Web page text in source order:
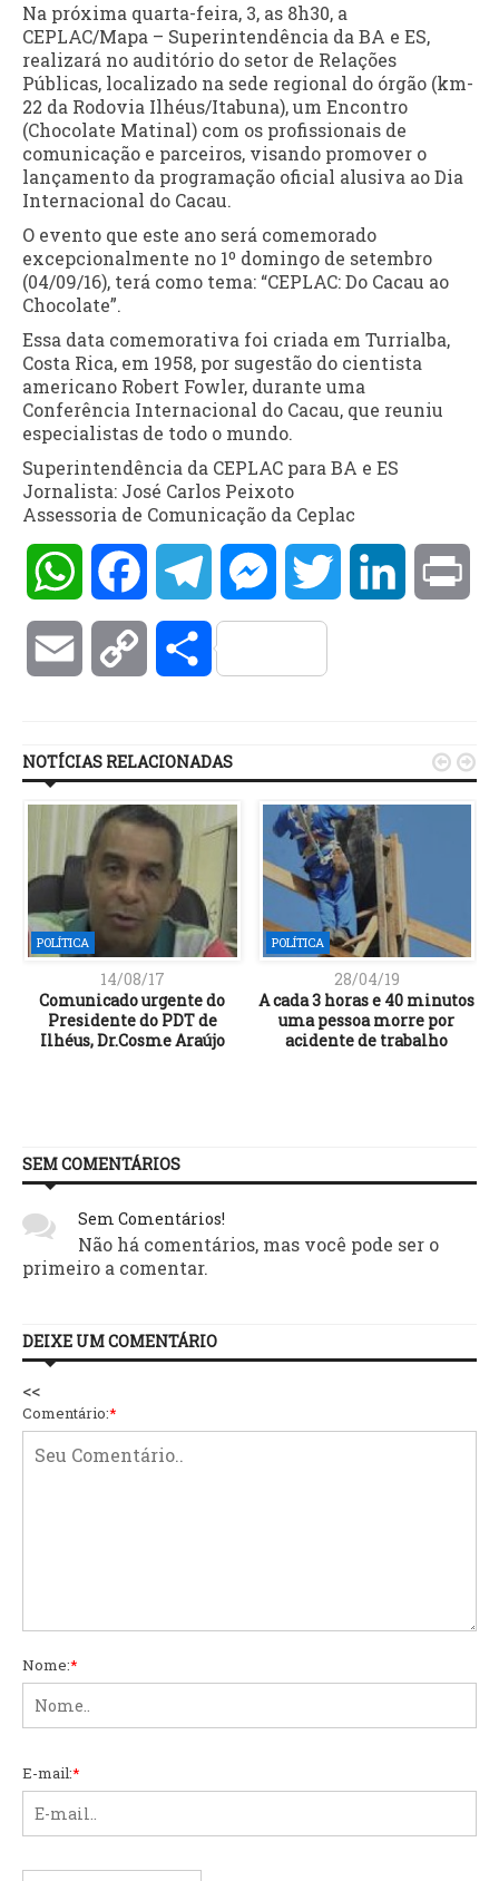
Na próxima quarta-feira, 3, as 8h30, a
CEPLAC/Mapa – Superintendência da BA e ES,
realizará no auditório do setor de Relações
Públicas, localizado na sede regional do órgão (km-
22 da Rodovia Ilhéus/Itabuna), um Encontro
(Chocolate Matinal) com os profissionais de
comunicação e parceiros, visando promover o
lançamento da programação oficial alusiva ao Dia
Internacional do Cacau.
O evento que este ano será comemorado
excepcionalmente no 1º domingo de setembro
(04/09/16), terá como tema: “CEPLAC: Do Cacau ao
Chocolate”.
Essa data comemorativa foi criada em Turrialba,
Costa Rica, em 1958, por sugestão do cientista
americano Robert Fowler, durante uma
Conferência Internacional do Cacau, que reuniu
especialistas de todo o mundo.
Superintendência da CEPLAC para BA e ES
Jornalista: José Carlos Peixoto
Assessoria de Comunicação da Ceplac
WhatsAppFacebookTelegramMessengerTwitter LinkedIn
Email Copy Compartilhar
NOTÍCIAS RELACIONADAS
POLÍTICA
14/08/17
Comunicado urgente do
Presidente do PDT de
Ilhéus, Dr.Cosme Araújo
POLÍTICA
28/04/19
A cada 3 horas e 40 minutos
uma pessoa morre por
acidente de trabalho
 
SEM COMENTÁRIOS
Sem Comentários!
Não há comentários, mas você pode ser o
primeiro a comentar.
DEIXE UM COMENTÁRIO
<<
Comentário:*
Nome:*
E-mail:*